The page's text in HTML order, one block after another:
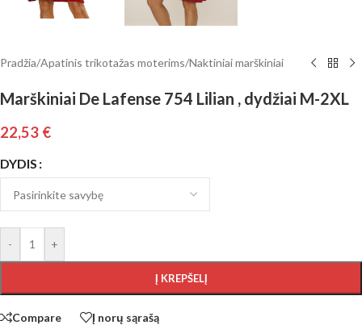
Pradžia/Apatinis trikotažas moterims/Naktiniai marškiniai
Marškiniai De Lafense 754 Lilian , dydžiai M-2XL
22,53 €
DYDIS
- +
Į KREPŠELĮ
Compare Į norų sąrašą